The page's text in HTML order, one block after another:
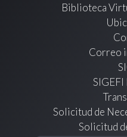
Biblioteca
Correo
SIGEFI
Solicitud de
Solicitud